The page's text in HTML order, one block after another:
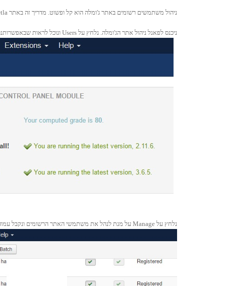
ניהול משתמשים רשומים באתר ג'ומלה הוא קל ופשוט. מדריך זה באתר Jetla
ניכנס לפאנל ניהול אתר הג'ומלה. נלחץ על Users ונוכל לראות שבאפשרותנו להוסיף משתמש חדש או לנהל את משתמשי האתר הקיימים:
נלחץ על Manage על מנת לנהל את משתמשי האתר הרשומים ונקבל עמוד המציג את כל משתמשי האתר ואת ההרשאות שלהם: